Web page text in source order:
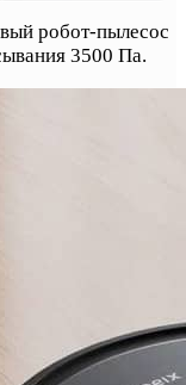
робот-пылесос
3500 Па.